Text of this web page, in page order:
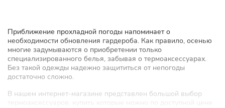
Приближение прохладной погоды напоминает о
необходимости обновления гардероба. Как правило, осенью
многие задумываются о приобретении только
специализированного белья, забывая о термоаксессуарах.
Без такой одежды надежно защититься от непогоды
достаточно сложно.
В нашем интернет-магазине представлен большой выбор
термоаксессуаров, купить которые можно по доступной цене.